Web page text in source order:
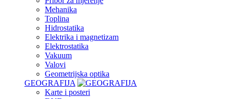
Mehanika
Toplina
Hidrostatika
Elektrika i magnetizam
Elektrostatika
Vakuum
Valovi
Geometrijska optika
GEOGRAFIJA
Karte i posteri